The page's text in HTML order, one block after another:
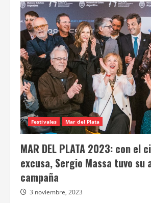
Star+
anuncia
la
fecha
de
estreno
de
Coppola,
el
representante
Festivales Mar del Plata
MAR DEL PLATA 2023: con el
excusa, Sergio Massa tuvo su
campaña
3 noviembre, 2023